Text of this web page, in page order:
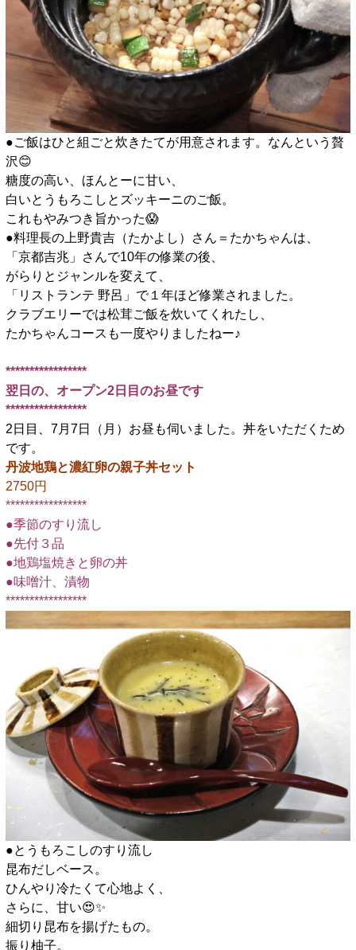
●ご飯はひと組ごと炊きたてが用意されます。なんという贅
沢😊
糖度の高い、ほんとーに甘い、
白いとうもろこしとズッキーニのご飯。
これもやみつき旨かった😱
●料理長の上野貴吉（たかよし）さん＝たかちゃんは、
「京都吉兆」さんで10年の修業の後、
がらりとジャンルを変えて、
「リストランテ 野呂」で１年ほど修業されました。
クラブエリーでは松茸ご飯を炊いてくれたし、
たかちゃんコースも一度やりましたねー♪
*****************
翌日の、オープン2日目のお昼です
*****************
2日目、7月7日（月）お昼も伺いました。丼をいただくため
です。
丹波地鶏と濃紅卵の親子丼セット
2750円
*****************
●季節のすり流し
●先付３品
●地鶏塩焼きと卵の丼
●味噌汁、漬物
*****************
●とうもろこしのすり流し
昆布だしベース。
ひんやり冷たくて心地よく、
さらに、甘い😍✨️
細切り昆布を揚げたもの。
振り柚子。